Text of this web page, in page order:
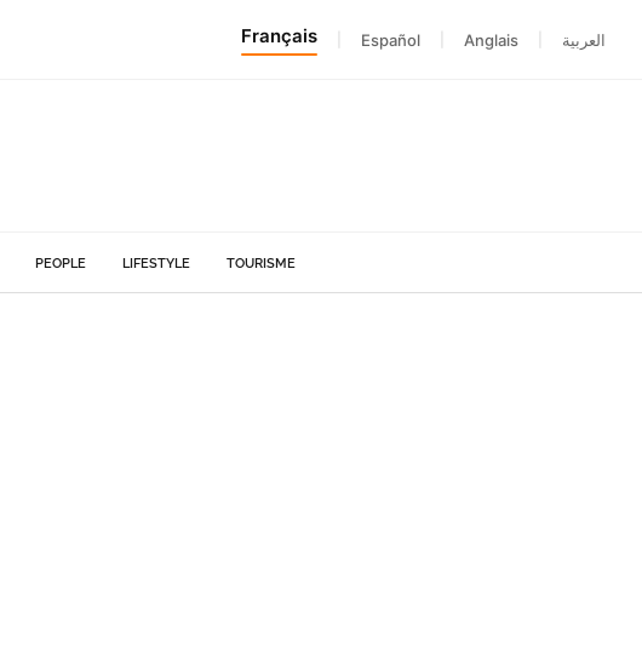
Français Español Anglais العربية
PEOPLE LIFESTYLE TOURISME